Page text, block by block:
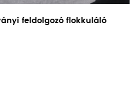
feldolgozó flokkuláló